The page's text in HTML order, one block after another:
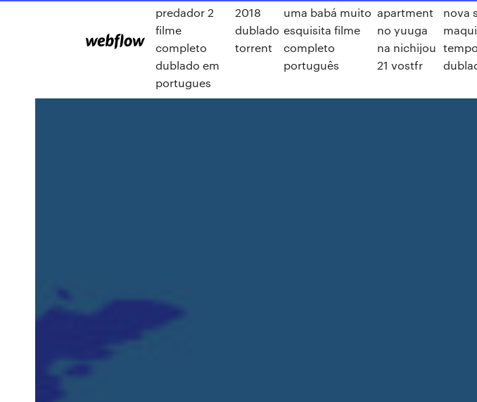
predador 2
filme
completo
dublado em
portugues
2018
dublado
torrent
uma babá muito
esquisita filme
completo
português
apartment
no yuuga
na nichijou
21 vostfr
nova